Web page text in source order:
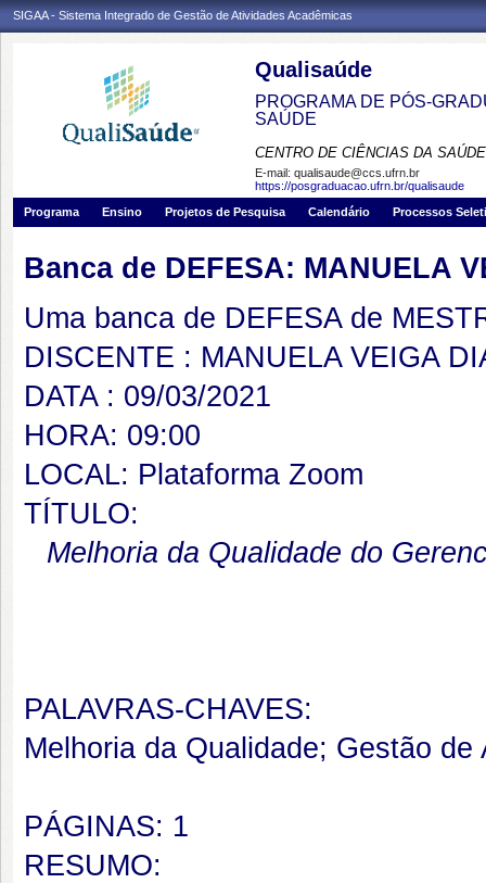
SIGAA - Sistema Integrado de Gestão de Atividades Acadêmicas
Qualisaúde
PROGRAMA DE PÓS-
SAÚDE
CENTRO DE CIÊNCIAS DA SAÚDE
E-mail: qualisaude@ccs.ufrn.br
https://posgraduacao.ufrn.br/qualisaude
Programa
Ensino Projetos de Pesquisa Calendário Processos
Banca de DEFESA: MANUELA
Uma banca de DEFESA de
DISCENTE : MANUELA VEIGA
DATA : 09/03/2021
HORA: 09:00
LOCAL: Plataforma Zoom
TÍTULO:
Melhoria da Qualidade do
PALAVRAS-CHAVES:
Melhoria da Qualidade; Gestão
PÁGINAS: 1
RESUMO: